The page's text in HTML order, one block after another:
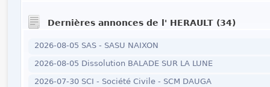
Dernières annonces de l' HERAULT (34)
2026-08-05 SAS - SASU NAIXON
2026-08-05 Dissolution BALADE SUR LA LUNE
2026-07-30 SCI - Société Civile - SCM DAUGA